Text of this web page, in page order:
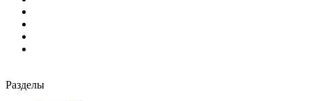
Разделы